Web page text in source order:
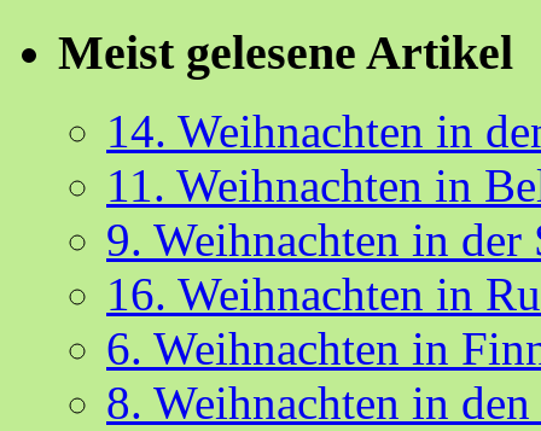
Meist gelesene Artikel
14. Weihnachten in
11. Weihnachten in
9. Weihnachten in der
16. Weihnachten in
6. Weihnachten in
8. Weihnachten in